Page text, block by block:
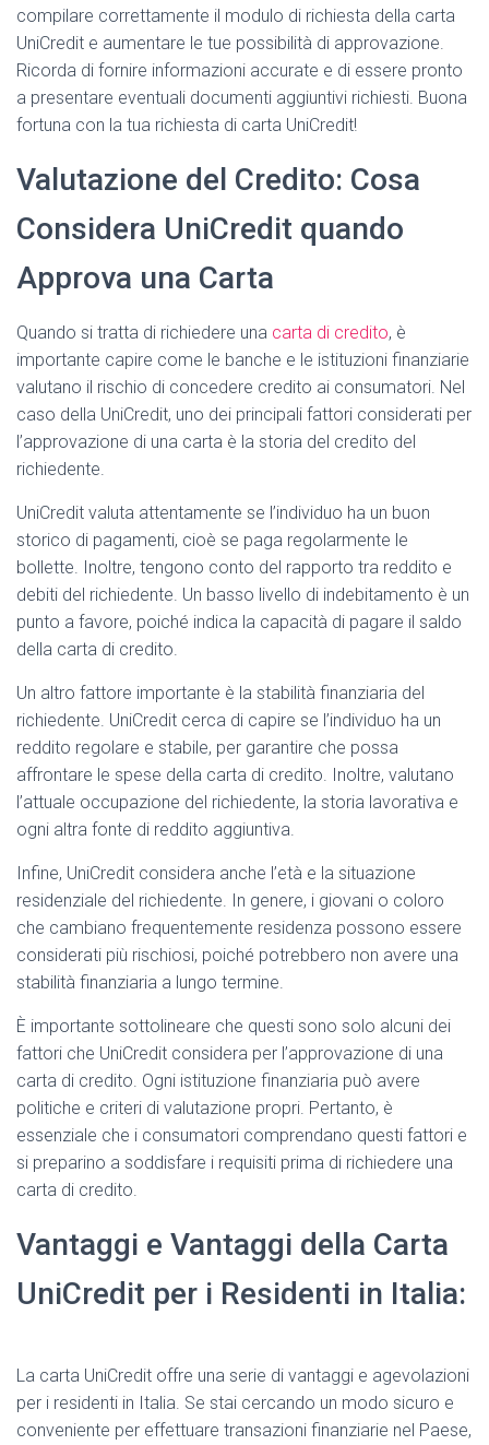
compilare correttamente il modulo di richiesta della carta
UniCredit e aumentare le tue possibilità di approvazione.
Ricorda di fornire informazioni accurate e di essere pronto
a presentare eventuali documenti aggiuntivi richiesti. Buona
fortuna con la tua richiesta di carta UniCredit!
Valutazione del Credito: Cosa
Considera UniCredit quando
Approva una Carta
Quando si tratta di richiedere una carta di credito, è
importante capire come le banche e le istituzioni finanziarie
valutano il rischio di concedere credito ai consumatori. Nel
caso della UniCredit, uno dei principali fattori considerati per
l’approvazione di una carta è la storia del credito del
richiedente.
UniCredit valuta attentamente se l’individuo ha un buon
storico di pagamenti, cioè se paga regolarmente le
bollette. Inoltre, tengono conto del rapporto tra reddito e
debiti del richiedente. Un basso livello di indebitamento è un
punto a favore, poiché indica la capacità di pagare il saldo
della carta di credito.
Un altro fattore importante è la stabilità finanziaria del
richiedente. UniCredit cerca di capire se l’individuo ha un
reddito regolare e stabile, per garantire che possa
affrontare le spese della carta di credito. Inoltre, valutano
l’attuale occupazione del richiedente, la storia lavorativa e
ogni altra fonte di reddito aggiuntiva.
Infine, UniCredit considera anche l’età e la situazione
residenziale del richiedente. In genere, i giovani o coloro
che cambiano frequentemente residenza possono essere
considerati più rischiosi, poiché potrebbero non avere una
stabilità finanziaria a lungo termine.
È importante sottolineare che questi sono solo alcuni dei
fattori che UniCredit considera per l’approvazione di una
carta di credito. Ogni istituzione finanziaria può avere
politiche e criteri di valutazione propri. Pertanto, è
essenziale che i consumatori comprendano questi fattori e
si preparino a soddisfare i requisiti prima di richiedere una
carta di credito.
Vantaggi e Vantaggi della Carta
UniCredit per i Residenti in Italia:
​La carta UniCredit offre una serie di vantaggi e agevolazioni
per i residenti in Italia. Se stai cercando un modo sicuro e
conveniente per effettuare transazioni finanziarie nel Paese,